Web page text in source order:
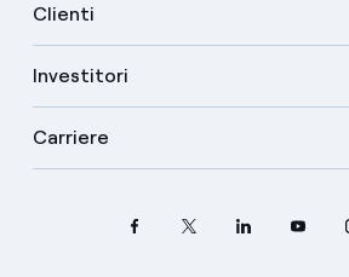
Clienti
Investitori
Carriere